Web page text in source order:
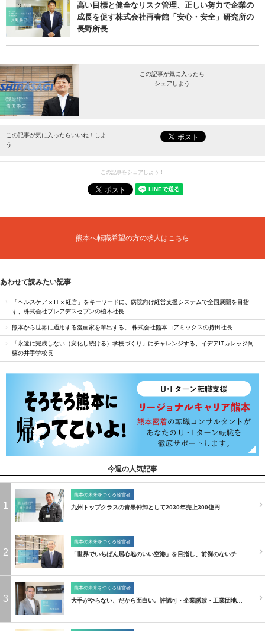
高い目標と健全なリスク管理、正しい努力で企業の
成長を促す株式会社再春館「安心・安全」研究所の
長野所長
この記事が気に入ったら
シェアしよう
最新情報をお届けします。
この記事が気に入ったらいいね！しよ
う
この記事をシェアしよう！
熊本へ転職希望の方の求人はこちら
あわせて読みたい記事
「ヘルスケア x IT x 経営」をキーワードに、病院向け経営支援システムで全国展開を目指
す、株式会社プレアデスセブンの植木社長
熊本から世界に通用する漫画家を輩出する。 株式会社熊本コアミックスの持田社長
「永遠に完成しない（変化し続ける）学校づくり」にチャレンジする、イデアITカレッジ阿
蘇の井手学校長
今週の人気記事
1
熊本の未来をつくる経営者
九州トップクラスの青果仲卸として2030年売上300億円…
2
熊本の未来をつくる経営者
「世界でいちばん居心地のいい空港」を目指し、前例のないチ…
3
熊本の未来をつくる経営者
大手がやらない、だから面白い。許認可・企業誘致・工業団地…